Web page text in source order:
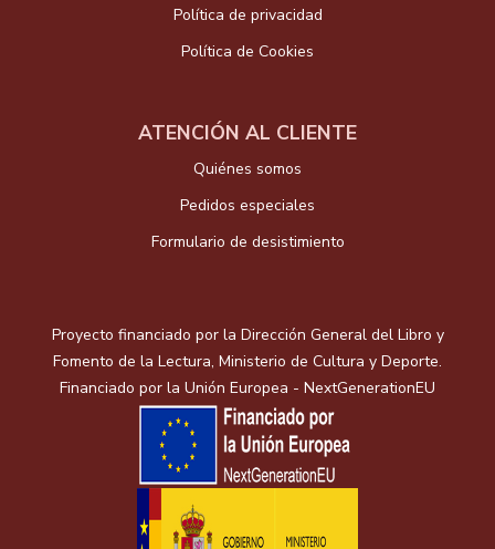
Política de privacidad
Política de Cookies
ATENCIÓN AL CLIENTE
Quiénes somos
Pedidos especiales
Formulario de desistimiento
Proyecto financiado por la Dirección General del Libro y
Fomento de la Lectura, Ministerio de Cultura y Deporte.
Financiado por la Unión Europea - NextGenerationEU